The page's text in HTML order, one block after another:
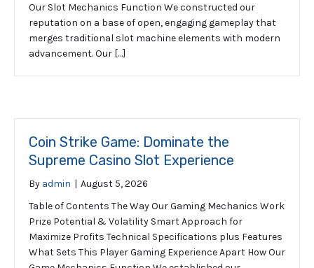
Our Slot Mechanics Function We constructed our
reputation on a base of open, engaging gameplay that
merges traditional slot machine elements with modern
advancement. Our […]
Coin Strike Game: Dominate the
Supreme Casino Slot Experience
By admin | August 5, 2026
Table of Contents The Way Our Gaming Mechanics Work
Prize Potential & Volatility Smart Approach for
Maximize Profits Technical Specifications plus Features
What Sets This Player Gaming Experience Apart How Our